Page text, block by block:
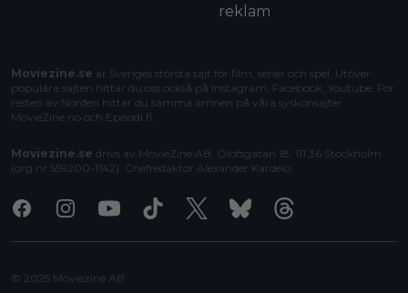
reklam
Moviezine.se är Sveriges största sajt för film, serier och spel. Utöver
populära sajten hittar du oss också på Instagram, Facebook, Youtube. För
resten av Norden hittar du samma ämnen på våra syskonsajter
MovieZine.no och Episodi.fi
Moviezine.se drivs av MovieZine AB, Olofsgatan 18, 111 36 Stockholm
(org.nr 559200-1142). Chefredaktör Alexander Kardelo
FacebookInstagramYoutubeTiktok X BlueskyThreads
© 2025 Moviezine AB